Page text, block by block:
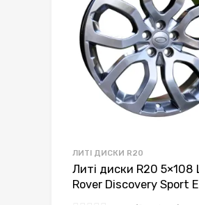
ЛИТІ ДИСКИ R20
Литі диски R20 5×108
Rover Discovery Sport